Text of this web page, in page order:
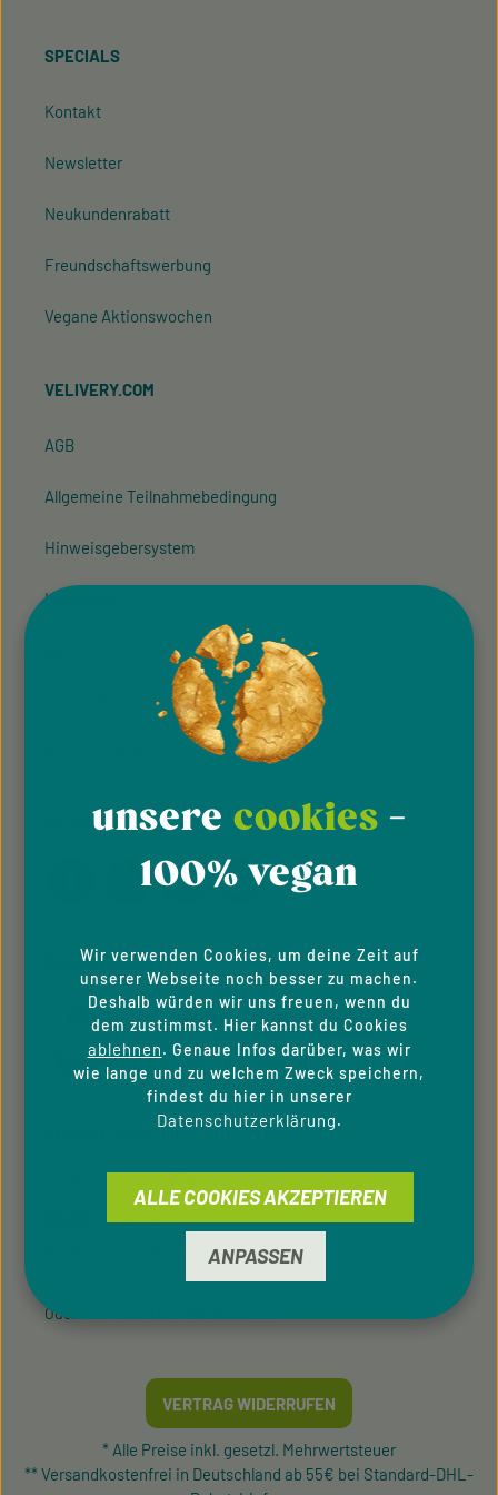
SPECIALS
Kontakt
Newsletter
Neukundenrabatt
Freundschaftswerbung
Vegane Aktionswochen
VELIVERY.COM
AGB
Allgemeine Teilnahmebedingung
Hinweisgeber­system
Impressum
Datenschutzhinweise
Cookie-Einstellungen
FOLGE UNS
ZAHLUNGSARTEN
Unterstützung und Beratung unter:
09433 - 20 41 31 00
Mo-Fr, 08:00 - 16:00 Uhr
Oder über unser
VERTRAG WIDERRUFEN
* Alle Preise inkl. gesetzl. Mehrwertsteuer
** Versandkostenfrei in Deutschland ab 55€ bei Standard-DHL-
unsere cookies -
100% vegan
Wir verwenden Cookies, um deine Zeit auf
unserer Webseite noch besser zu machen.
Deshalb würden wir uns freuen, wenn du
dem zustimmst. Hier kannst du Cookies
ablehnen. Genaue Infos darüber, was wir
wie lange und zu welchem Zweck speichern,
findest du hier in unserer
Datenschutzerklärung.
ANPASSEN
ALLE COOKIES AKZEPTIEREN